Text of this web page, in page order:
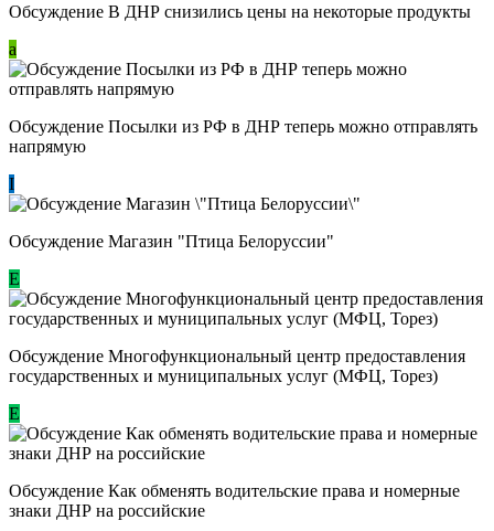
Обсуждение В ДНР снизились цены на некоторые продукты
a
Обсуждение Посылки из РФ в ДНР теперь можно отправлять
напрямую
I
Обсуждение Магазин "Птица Белоруссии"
Е
Обсуждение Многофункциональный центр предоставления
государственных и муниципальных услуг (МФЦ, Торез)
E
Обсуждение ​Как обменять водительские права и номерные
знаки ДНР на российские